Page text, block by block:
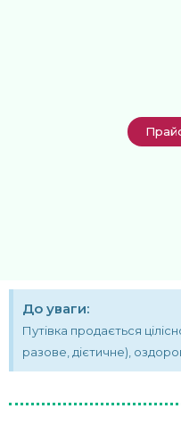
До уваги:
Путівка продається
разове, дієтичне),